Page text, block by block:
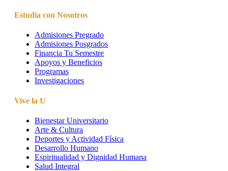
Estudia con Nosotros
Admisiones Pregrado
Admisiones Posgrados
Financia Tu Semestre
Apoyos y Beneficios
Programas
Investigaciones
Vive la U
Bienestar Universitario
Arte & Cultura
Deportes y Actividad Física
Desarrollo Humano
Espiritualidad y Dignidad Humana
Salud Integral